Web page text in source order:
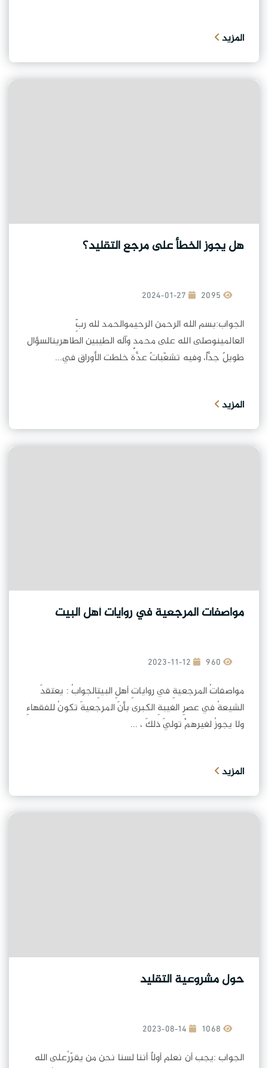
المزيد
هل يجوز الخطأ على مرجع التقليد؟
2024-01-27
الجواب:بسم الله الرحمن الرحيموالحمد لله ربِّ
العالمينوصلى الله على محمدٍ وآله الطيبين الطاهرينالسؤال
طويلٌ جدَّاً، وفيه تشعّباتٌ عدَّة خلطت الأوراق في...
المزيد
مواصفات المرجعية في روايات أهل البيت
2023-11-12
مواصفاتُ المرجعيةِ في رواياتِ أهلِ البيتِالجوابُ : يعتقدَ
الشيعةُ في عصرِ الغيبةِ الكبرى بأنَ المرجعيةَ تكونُ للفقهاءِ
ولا يجوزُ لغيرهمْ توليَ ذلكَ ، ...
المزيد
حول مشروعية التقليد
2023-08-14
الجواب :يجب أن نعلم أولاً أننا لسنا نحن من يقرّرُعلى الله